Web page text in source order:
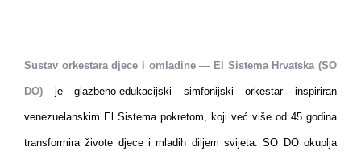
Sustav orkestara djece i omladine — El Sistema Hrvatska (SO
DO) je glazbeno-edukacijski simfonijski orkestar inspiriran
venezuelanskim El Sistema pokretom, koji već više od 45 godina
transformira živote djece i mladih diljem svijeta. SO DO okuplja